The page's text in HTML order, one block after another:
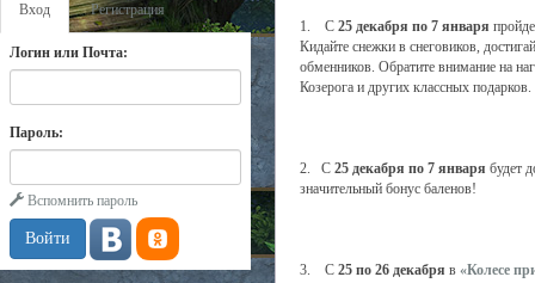
Вход Регистрация
Логин или Почта:
Пароль:
Вспомнить пароль
1. С 25 декабря по 7 января
Кидайте снежки в снеговиков,
обменников. Обратите внимание на
Козерога и других классных
2. С 25 декабря по 7 января будет
значительный бонус баленов!
3. С 25 по 26 декабря в «Колесе